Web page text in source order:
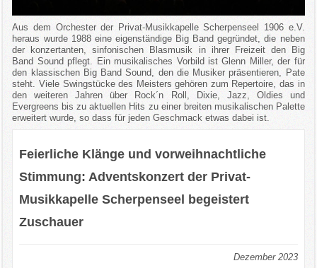
Aus dem Orchester der Privat-Musikkapelle Scherpenseel 1906 e.V.
heraus wurde 1988 eine eigenständige Big Band gegründet, die neben
der konzertanten, sinfonischen Blasmusik in ihrer Freizeit den Big
Band Sound pflegt. Ein musikalisches Vorbild ist Glenn Miller, der für
den klassischen Big Band Sound, den die Musiker präsentieren, Pate
steht. Viele Swingstücke des Meisters gehören zum Repertoire, das in
den weiteren Jahren über Rock´n Roll, Dixie, Jazz, Oldies und
Evergreens bis zu aktuellen Hits zu einer breiten musikalischen Palette
erweitert wurde, so dass für jeden Geschmack etwas dabei ist.
Feierliche Klänge und vorweihnachtliche
Stimmung: Adventskonzert der Privat-
Musikkapelle Scherpenseel begeistert
Zuschauer
Dezember 2023